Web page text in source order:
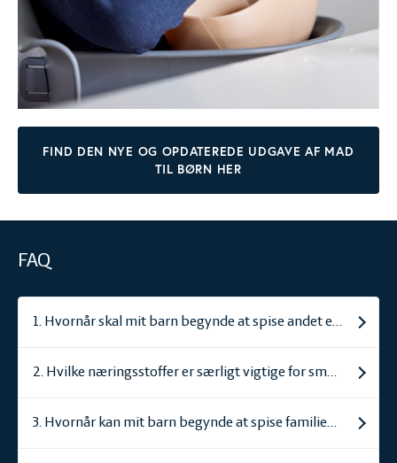
FIND DEN NYE OG OPDATEREDE UDGAVE AF MAD
TIL BØRN HER
FAQ
1. Hvornår skal mit barn begynde at spise andet end mælk?
2. Hvilke næringsstoffer er særligt vigtige for småbørn?
3. Hvornår kan mit barn begynde at spise familiens mad?